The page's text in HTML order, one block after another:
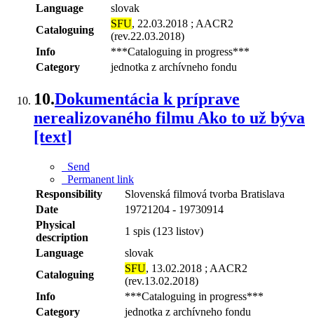
Language
slovak
Cataloguing
SFU, 22.03.2018 ; AACR2
(rev.22.03.2018)
Info
***Cataloguing in progress***
Category
jednotka z archívneho fondu
10.Dokumentácia k príprave
nerealizovaného filmu Ako to už býva
[text]
Send
Permanent link
Responsibility
Slovenská filmová tvorba Bratislava
Date
19721204 - 19730914
Physical
description
1 spis (123 listov)
Language
slovak
Cataloguing
SFU, 13.02.2018 ; AACR2
(rev.13.02.2018)
Info
***Cataloguing in progress***
Category
jednotka z archívneho fondu